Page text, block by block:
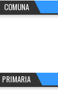
COMUNA
PRIMARIA